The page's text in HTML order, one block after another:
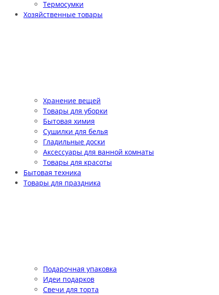
Термосумки
Хозяйственные товары
Хранение вещей
Товары для уборки
Бытовая химия
Сушилки для белья
Гладильные доски
Аксессуары для ванной комнаты
Товары для красоты
Бытовая техника
Товары для праздника
Подарочная упаковка
Идеи подарков
Свечи для торта